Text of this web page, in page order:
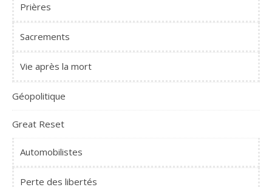
Prières
Sacrements
Vie après la mort
Géopolitique
Great Reset
Automobilistes
Perte des libertés